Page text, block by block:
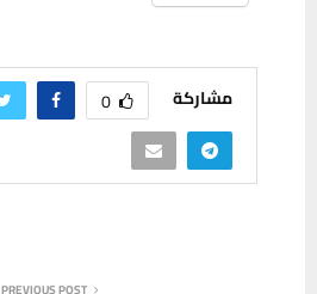
مشاركة 0